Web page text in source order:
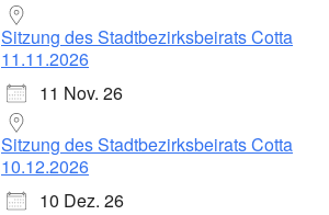
Sitzung des Stadtbezirksbeirats Cotta
11.11.2026
11 Nov. 26
Sitzung des Stadtbezirksbeirats Cotta
10.12.2026
10 Dez. 26